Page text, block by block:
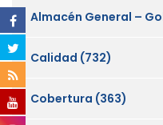
Almacén General –
Calidad (732)
Cobertura (363)